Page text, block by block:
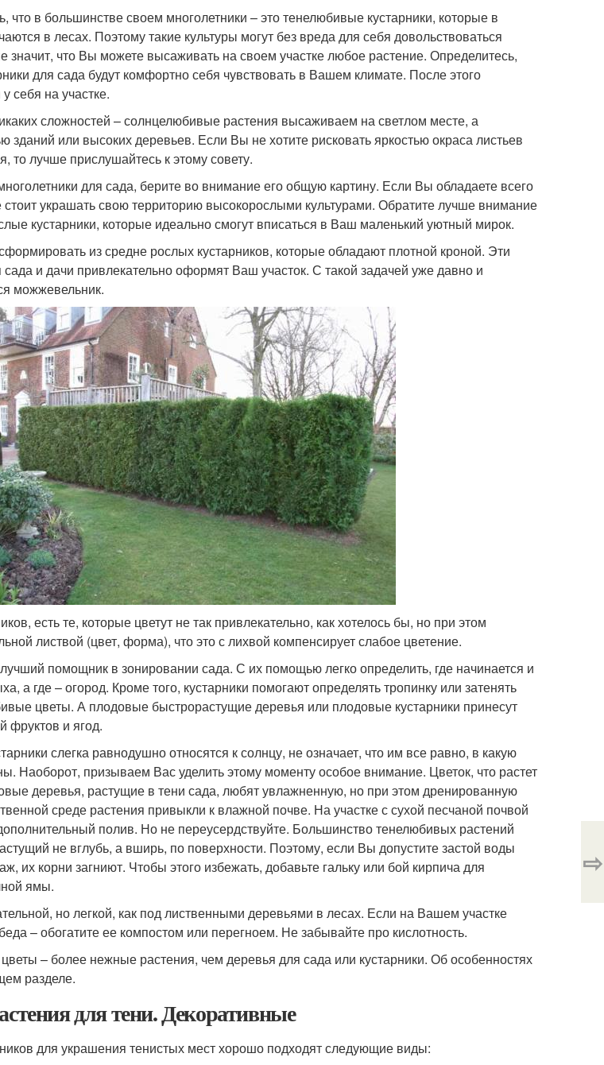
что в большинстве своем многолетники – это тенелюбивые кустарники, которые в
в лесах. Поэтому такие культуры могут без вреда для себя довольствоваться
значит, что Вы можете высаживать на своем участке любое растение. Определитесь,
для сада будут комфортно себя чувствовать в Вашем климате. После этого
себя на участке.
сложностей – солнцелюбивые растения высаживаем на светлом месте, а
зданий или высоких деревьев. Если Вы не хотите рисковать яркостью окраса листьев
то лучше прислушайтесь к этому совету.
для сада, берите во внимание его общую картину. Если Вы обладаете всего
стоит украшать свою территорию высокорослыми культурами. Обратите лучше внимание
кустарники, которые идеально смогут вписаться в Ваш маленький уютный мирок.
из средне рослых кустарников, которые обладают плотной кроной. Эти
и дачи привлекательно оформят Ваш участок. С такой задачей уже давно и
можжевельник.
есть те, которые цветут не так привлекательно, как хотелось бы, но при этом
листвой (цвет, форма), что это с лихвой компенсирует слабое цветение.
помощник в зонировании сада. С их помощью легко определить, где начинается и
а где – огород. Кроме того, кустарники помогают определять тропинку или затенять
цветы. А плодовые быстрорастущие деревья или плодовые кустарники принесут
фруктов и ягод.
слегка равнодушно относятся к солнцу, не означает, что им все равно, в какую
Наоборот, призываем Вас уделить этому моменту особое внимание. Цветок, что растет
деревья, растущие в тени сада, любят увлажненную, но при этом дренированную
среде растения привыкли к влажной почве. На участке с сухой песчаной почвой
полив. Но не переусердствуйте. Большинство тенелюбивых растений
не вглубь, а вширь, по поверхности. Поэтому, если Вы допустите застой воды
их корни загниют. Чтобы этого избежать, добавьте гальку или бой кирпича для
ямы.
но легкой, как под лиственными деревьями в лесах. Если на Вашем участке
– обогатите ее компостом или перегноем. Не забывайте про кислотность.
– более нежные растения, чем деревья для сада или кустарники. Об особенностях
разделе.
для тени. Декоративные
для украшения тенистых мест хорошо подходят следующие виды:
⇨